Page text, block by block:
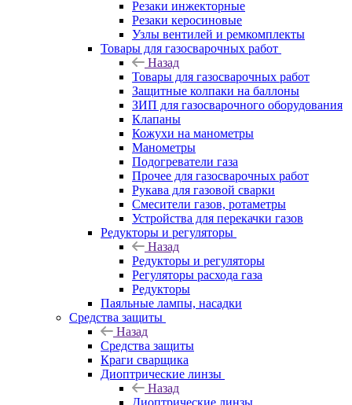
Резаки инжекторные
Резаки керосиновые
Узлы вентилей и ремкомплекты
Товары для газосварочных работ
Назад
Товары для газосварочных работ
Защитные колпаки на баллоны
ЗИП для газосварочного оборудования
Клапаны
Кожухи на манометры
Манометры
Подогреватели газа
Прочее для газосварочных работ
Рукава для газовой сварки
Смесители газов, ротаметры
Устройства для перекачки газов
Редукторы и регуляторы
Назад
Редукторы и регуляторы
Регуляторы расхода газа
Редукторы
Паяльные лампы, насадки
Средства защиты
Назад
Средства защиты
Краги сварщика
Диоптрические линзы
Назад
Диоптрические линзы